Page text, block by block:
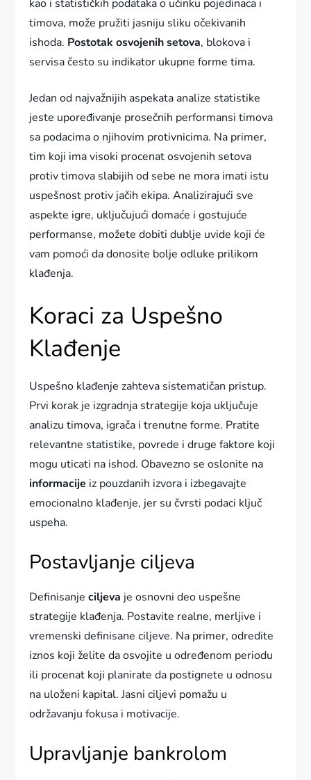
kao i statističkih podataka o učinku pojedinaca i
timova, može pružiti jasniju sliku očekivanih
ishoda. Postotak osvojenih setova, blokova i
servisa često su indikator ukupne forme tima.
Jedan od najvažnijih aspekata analize statistike
jeste upoređivanje prosečnih performansi timova
sa podacima o njihovim protivnicima. Na primer,
tim koji ima visoki procenat osvojenih setova
protiv timova slabijih od sebe ne mora imati istu
uspešnost protiv jačih ekipa. Analizirajući sve
aspekte igre, uključujući domaće i gostujuće
performanse, možete dobiti dublje uvide koji će
vam pomoći da donosite bolje odluke prilikom
klađenja.
Koraci za Uspešno
Klađenje
Uspešno klađenje zahteva sistematičan pristup.
Prvi korak je izgradnja strategije koja uključuje
analizu timova, igrača i trenutne forme. Pratite
relevantne statistike, povrede i druge faktore koji
mogu uticati na ishod. Obavezno se oslonite na
informacije iz pouzdanih izvora i izbegavajte
emocionalno klađenje, jer su čvrsti podaci ključ
uspeha.
Postavljanje ciljeva
Definisanjeciljeva je osnovni deo uspešne
strategije klađenja. Postavite realne, merljive i
vremenski definisane ciljeve. Na primer, odredite
iznos koji želite da osvojite u određenom periodu
ili procenat koji planirate da postignete u odnosu
na uloženi kapital. Jasni ciljevi pomažu u
održavanju fokusa i motivacije.
Upravljanje bankrolom